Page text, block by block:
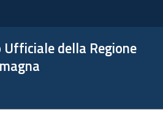
della Regione